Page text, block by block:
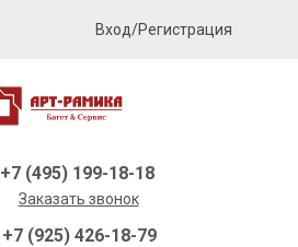
Вход/Регистрация
+7 (495) 199-18-18
Заказать звонок
+7 (925) 426-18-79